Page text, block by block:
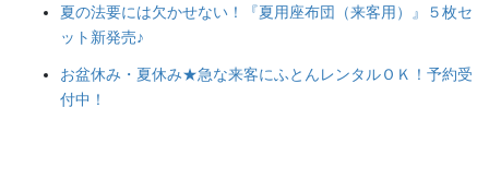
夏の法要には欠かせない！『夏用座布団（来客用）』５枚セ
ット新発売♪
お盆休み・夏休み★急な来客にふとんレンタルＯＫ！予約受
付中！